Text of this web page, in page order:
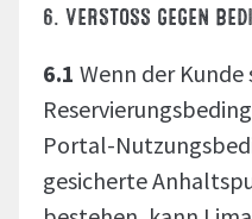
6. VERSTOSS GEGEN
6.1 Wenn der
Portal-
gesicherte